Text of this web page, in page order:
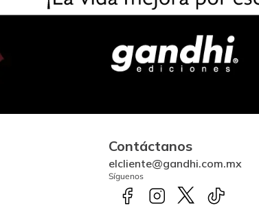
Contáctanos
elcliente@gandhi.com.mx
Síguenos